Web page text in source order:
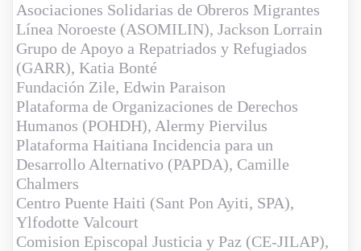
Asociaciones Solidarias de Obreros Migrantes
Línea Noroeste (ASOMILIN), Jackson Lorrain
Grupo de Apoyo a Repatriados y Refugiados
(GARR), Katia Bonté
Fundación Zile, Edwin Paraison
Plataforma de Organizaciones de Derechos
Humanos (POHDH), Alermy Piervilus
Plataforma Haitiana Incidencia para un
Desarrollo Alternativo (PAPDA), Camille
Chalmers
Centro Puente Haiti (Sant Pon Ayiti, SPA),
Ylfodotte Valcourt
Comision Episcopal Justicia y Paz (CE-JILAP),